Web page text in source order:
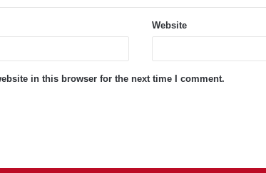
Website
in this browser for the next time I comment.